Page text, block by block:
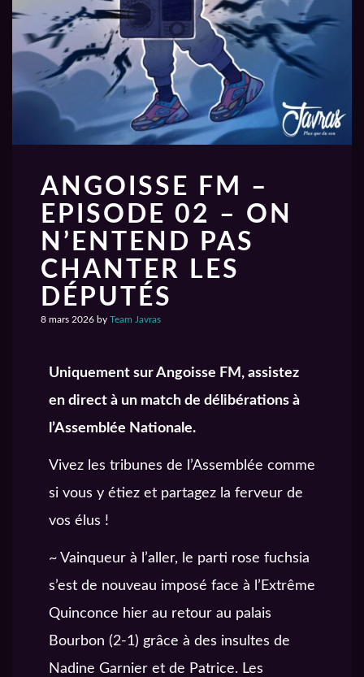
ANGOISSE FM –
EPISODE 02 – ON
N’ENTEND PAS
CHANTER LES
DÉPUTÉS
8 mars 2026 by Team Javras
Uniquement sur Angoisse FM, assistez
en direct à un match de délibérations à
l’Assemblée Nationale.
Vivez les tribunes de l’Assemblée comme
si vous y étiez et partagez la ferveur de
vos élus !
~ Vainqueur à l’aller, le parti rose fuchsia
s’est de nouveau imposé face à l’Extrême
Quinconce hier au retour au palais
Bourbon (2-1) grâce à des insultes de
Nadine Garnier et de Patrice. Les